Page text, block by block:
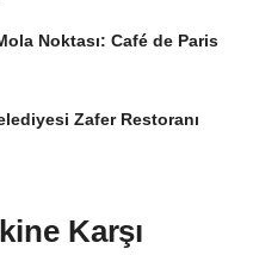
Noktası: Café de Paris
Zafer Restoranı
Karşı